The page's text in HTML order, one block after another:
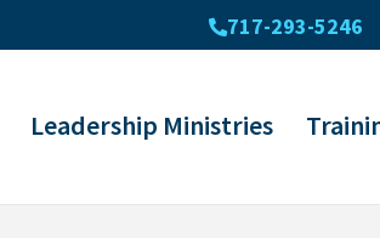
Leadership Ministries
717-293-5246